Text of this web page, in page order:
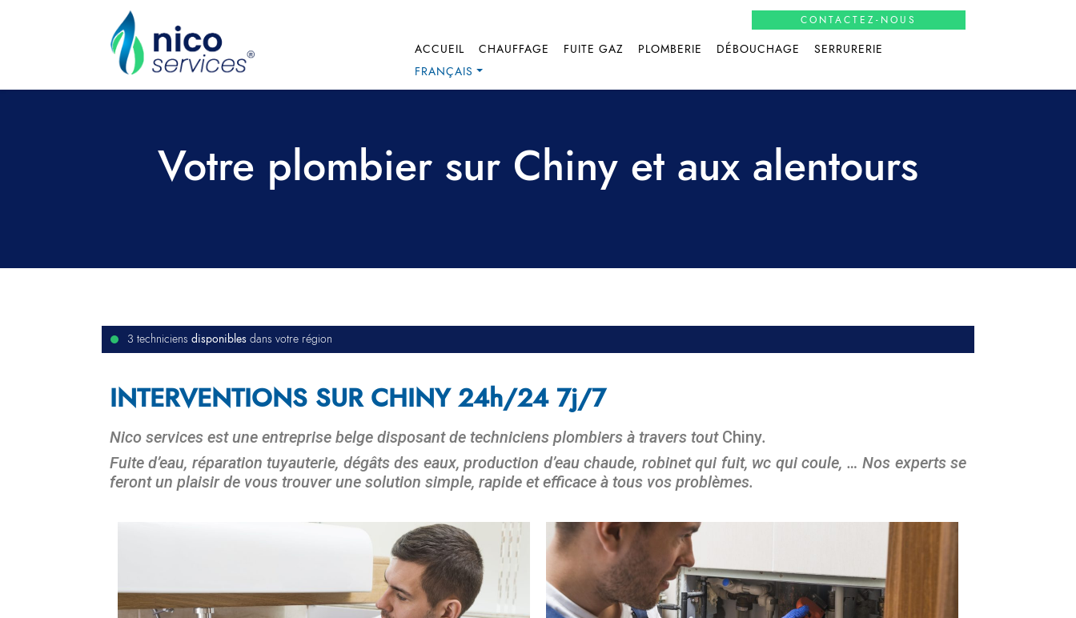
CONTACTEZ-NOUS
ACCUEIL CHAUFFAGE FUITE GAZ PLOMBERIE DÉBOUCHAGE
SERRURERIE
FRANÇAIS
Votre plombier sur Chiny et aux alentours
3 techniciensdisponibles dans votre région
INTERVENTIONS SUR CHINY 24h/24 7j/7
Nico services est une entreprise belge disposant de techniciens plombiers à travers tout Chiny.
Fuite d’eau, réparation tuyauterie, dégâts des eaux, production d’eau chaude, robinet qui fuit, wc qui coule, … Nos experts se
feront un plaisir de vous trouver une solution simple, rapide et efficace à tous vos problèmes.